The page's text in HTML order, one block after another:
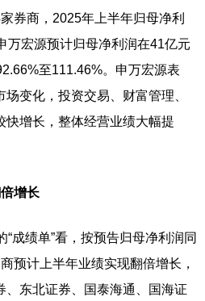
券商，2025年上半年归母净利
万宏源预计归母净利润在41亿元
至111.46%。申万宏源表
变化，投资交易、财富管理、
快增长，整体经营业绩大幅提
增长
绩单”看，按预告归母净利润同
预计上半年业绩实现翻倍增长，
、东北证券、国泰海通、国海证